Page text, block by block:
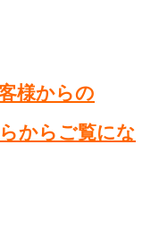
様からの
からご覧にな